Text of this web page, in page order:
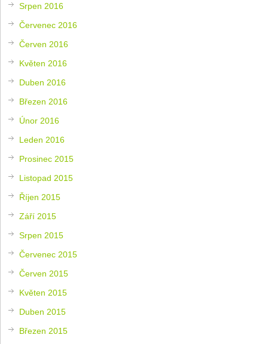
Srpen 2016
Červenec 2016
Červen 2016
Květen 2016
Duben 2016
Březen 2016
Únor 2016
Leden 2016
Prosinec 2015
Listopad 2015
Říjen 2015
Září 2015
Srpen 2015
Červenec 2015
Červen 2015
Květen 2015
Duben 2015
Březen 2015